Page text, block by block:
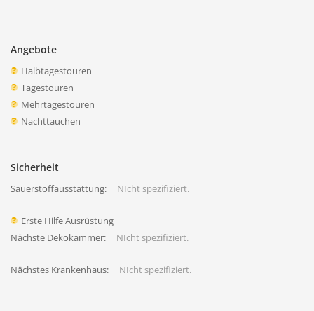
Angebote
Halbtagestouren
Tagestouren
Mehrtagestouren
Nachttauchen
Sicherheit
Sauerstoffausstattung: NIcht spezifiziert.
Erste Hilfe Ausrüstung
Nächste Dekokammer:
NIcht spezifiziert.
Nächstes Krankenhaus: NIcht spezifiziert.